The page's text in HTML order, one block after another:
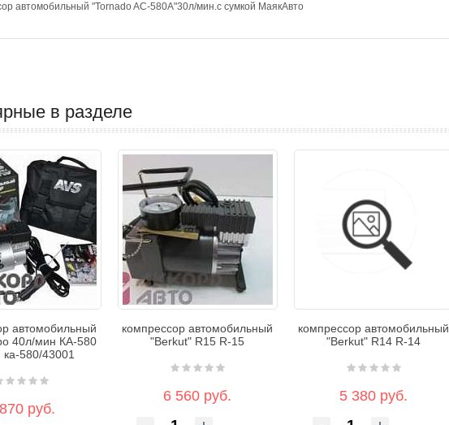
автомобильный "Tornado AC-580A"30л/мин.с сумкой МаякАвто
в разделе
автомобильный
40л/мин КА-580
ка-580/43001
руб.
компрессор автомобильный
"Berkut" R15 R-15
6 560 руб.
компрессор автомобильный
"Berkut" R14 R-14
5 380 руб.